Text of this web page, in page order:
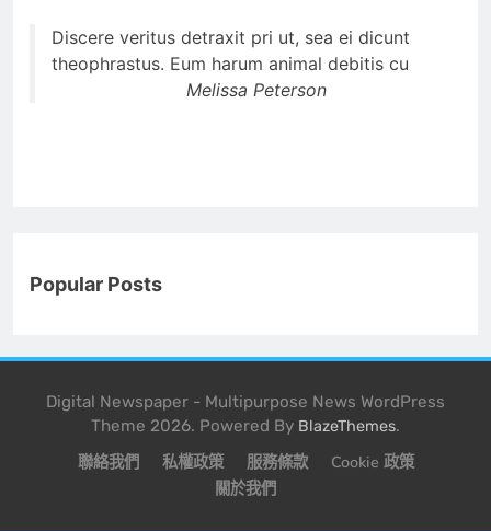
Discere veritus detraxit pri ut, sea ei dicunt
theophrastus. Eum harum animal debitis cu
Melissa Peterson
Popular Posts
Digital Newspaper - Multipurpose News WordPress
Theme 2026. Powered By BlazeThemes.
聯絡我們 私權政策 服務條款
Cookie 政策
關於我們